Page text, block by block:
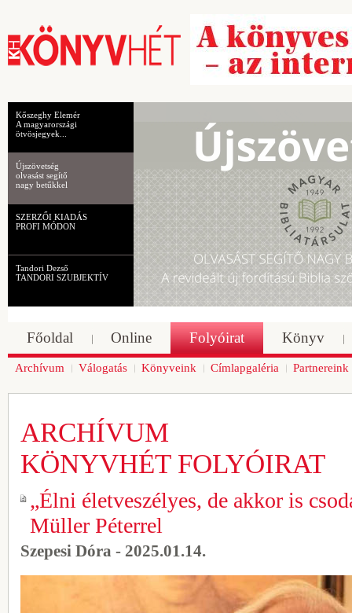
Kőszeghy Elemér
A magyarországi
ötvösjegyek...
Újszövetség
olvasást segítő
nagy betűkkel
SZERZŐI KIADÁS
PROFI MÓDON
Tandori Dezső
TANDORI SZUBJEKTÍV
Főoldal Online Folyóirat Könyv
Archívum Válogatás Könyveink Címlapgaléria Partnereink
ARCHÍVUM
KÖNYVHÉT FOLYÓIRAT
„Élni életveszélyes, de akkor is
Müller Péterrel
Szepesi Dóra - 2025.01.14.